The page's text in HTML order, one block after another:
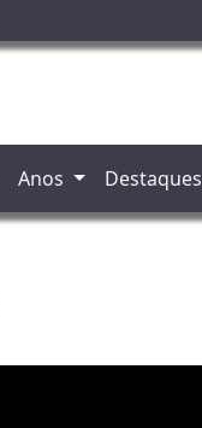
Anos Destaques